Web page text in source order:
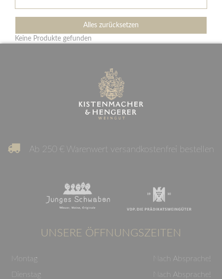
Alles zurücksetzen
Keine Produkte gefunden
Ab 250 € Warenwert versandkostenfrei bestellen
UNSERE ÖFFNUNGSZEITEN
Montag
Nach Absprache!
Dienstag
Nach Absprache!